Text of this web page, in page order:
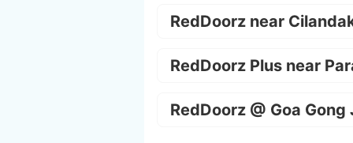
RedDoorz near
RedDoorz Plus near
RedDoorz @ Goa